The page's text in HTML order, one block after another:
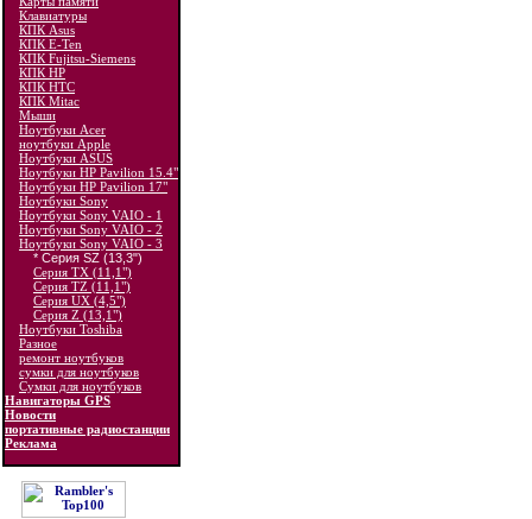
Клавиатуры
КПК Asus
КПК E-Ten
КПК Fujitsu-Siemens
КПК HP
КПК HTC
КПК Mitac
Мыши
Ноутбуки Acer
ноутбуки Apple
Ноутбуки ASUS
Ноутбуки HP Pavilion 15.4"
Ноутбуки HP Pavilion 17"
Ноутбуки Sony
Ноутбуки Sony VAIO - 1
Ноутбуки Sony VAIO - 2
Ноутбуки Sony VAIO - 3
* Серия SZ (13,3")
Серия TX (11,1")
Серия TZ (11,1")
Серия UX (4,5")
Серия Z (13,1")
Ноутбуки Toshiba
Разное
ремонт ноутбуков
сумки для ноутбуков
Сумки для ноутбуков
Навигаторы GPS
Новости
портативные радиостанции
Реклама